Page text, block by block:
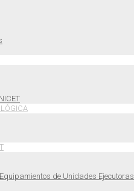
de Unidades Ejecutoras